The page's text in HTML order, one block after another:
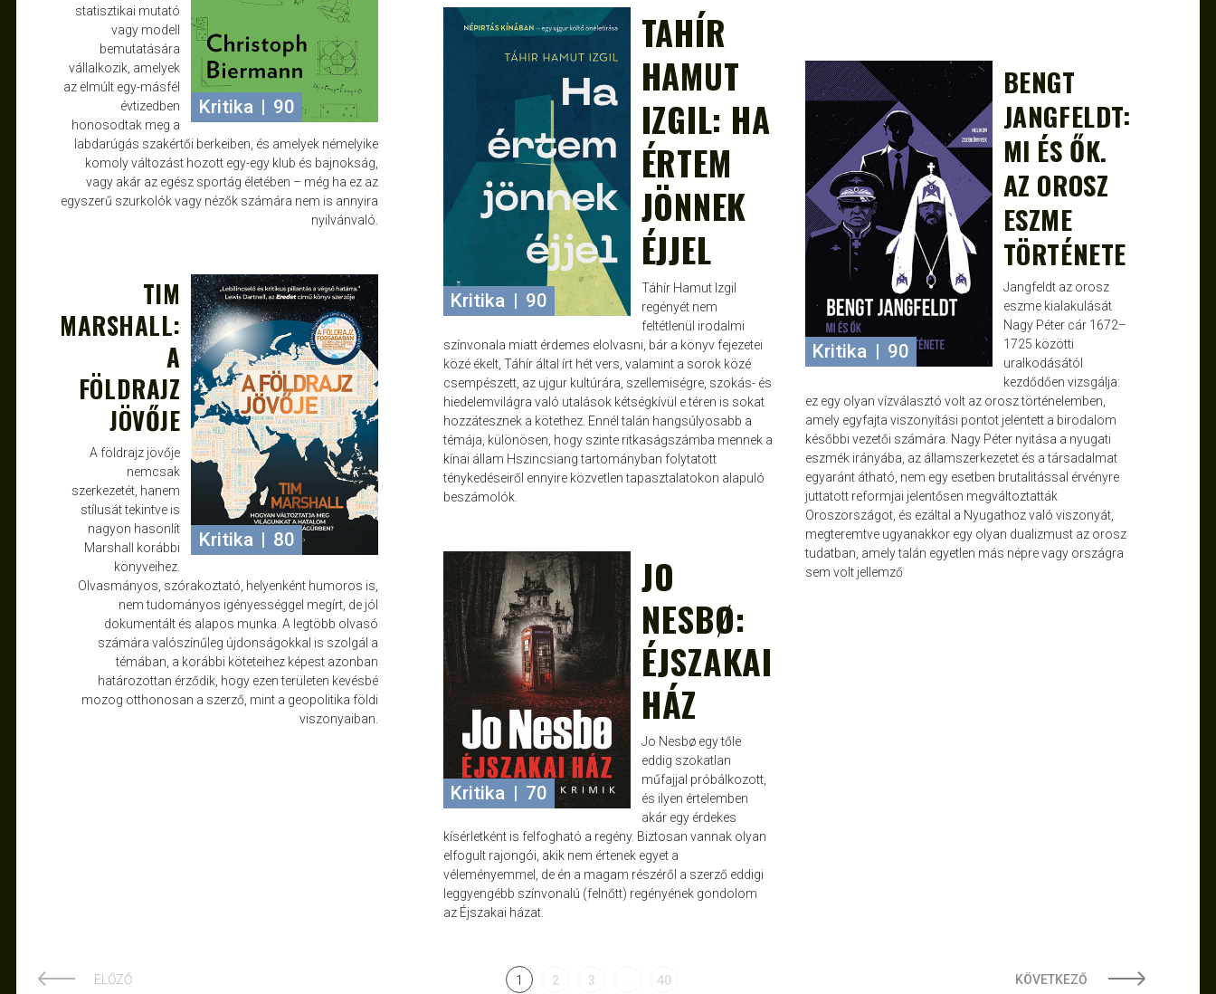
Kritika | 90
statisztikai mutató
vagy modell
bemutatására
vállalkozik, amelyek
az elmúlt egy-másfél
évtizedben
honosodtak meg a
labdarúgás szakértői berkeiben, és amelyek némelyike
komoly változást hozott egy-egy klub és bajnokság,
vagy akár az egész sportág életében – még ha ez az
egyszerű szurkolók vagy nézők számára nem is annyira
nyilvánvaló.
JANCE JÚL 8, 2024
Kritika | 90
TAHÍR
HAMUT
IZGIL: HA
ÉRTEM
JÖNNEK
ÉJJEL
Táhír Hamut Izgil
regényét nem
feltétlenül irodalmi
színvonala miatt érdemes elolvasni, bár a könyv fejezetei
közé ékelt, Táhír által írt hét vers, valamint a sorok közé
csempészett, az ujgur kultúrára, szellemiségre, szokás- és
hiedelemvilágra való utalások kétségkívül e téren is sokat
hozzátesznek a kötethez. Ennél talán hangsúlyosabb a
témája, különösen, hogy szinte ritkaságszámba mennek a
kínai állam Hszincsiang tartományban folytatott
ténykedéseiről ennyire közvetlen tapasztalatokon alapuló
beszámolók.
JÚN 24, 2024
Kritika | 90
BENGT
JANGFELDT:
MI ÉS ŐK.
AZ OROSZ
ESZME
TÖRTÉNETE
Jangfeldt az orosz
eszme kialakulását
Nagy Péter cár 1672–
1725 közötti
uralkodásától
kezdődően vizsgálja:
ez egy olyan vízválasztó volt az orosz történelemben,
amely egyfajta viszonyítási pontot jelentett a birodalom
későbbi vezetői számára. Nagy Péter nyitása a nyugati
eszmék irányába, az államszerkezetet és a társadalmat
egyaránt átható, nem egy esetben brutalitással érvényre
juttatott reformjai jelentősen megváltoztatták
Oroszországot, és ezáltal a Nyugathoz való viszonyát,
megteremtve ugyanakkor egy olyan dualizmust az orosz
tudatban, amely talán egyetlen más népre vagy országra
sem volt jellemző
JANCE
ÁPR 11, 2024
Kritika | 80
TIM
MARSHALL:
A
FÖLDRAJZ
JÖVŐJE
A földrajz jövője
nemcsak
szerkezetét, hanem
stílusát tekintve is
nagyon hasonlít
Marshall korábbi
könyveihez.
Olvasmányos, szórakoztató, helyenként humoros is,
nem tudományos igényességgel megírt, de jól
dokumentált és alapos munka. A legtöbb olvasó
számára valószínűleg újdonságokkal is szolgál a
témában, a korábbi köteteihez képest azonban
határozottan érződik, hogy ezen területen kevésbé
mozog otthonosan a szerző, mint a geopolitika földi
viszonyaiban.
JANCE FEBR 8, 2024
Kritika | 70
JO
NESBØ:
ÉJSZAKAI
HÁZ
Jo Nesbø egy tőle
eddig szokatlan
műfajjal próbálkozott,
és ilyen értelemben
akár egy érdekes
kísérletként is felfogható a regény. Biztosan vannak olyan
elfogult rajongói, akik nem értenek egyet a
véleményemmel, de én a magam részéről a szerző eddigi
leggyengébb színvonalú (felnőtt) regényének gondolom
az Éjszakai házat.
ELŐZŐ 1 2 3 40 KÖVETKEZŐ